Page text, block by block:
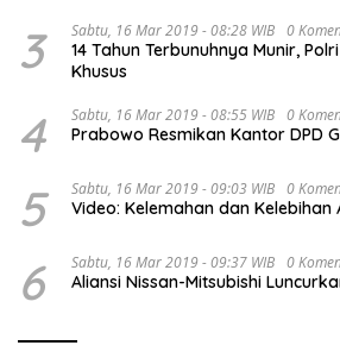
3 Sabtu, 16 Mar 2019 - 08:28 WIB 0
14 Tahun Terbunuhnya Munir,
Khusus
4 Sabtu, 16 Mar 2019 - 08:55 WIB 0
Prabowo Resmikan Kantor DPD
5 Sabtu, 16 Mar 2019 - 09:03 WIB 0
Video: Kelemahan dan Kelebihan
6 Sabtu, 16 Mar 2019 - 09:37 WIB 0
Aliansi Nissan-Mitsubishi